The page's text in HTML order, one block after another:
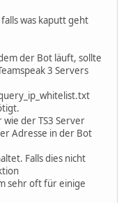
was kaputt geht
der Bot läuft, sollte
3 Servers
der TS3 Server
Adresse in der Bot
Falls dies nicht
sehr oft für einige